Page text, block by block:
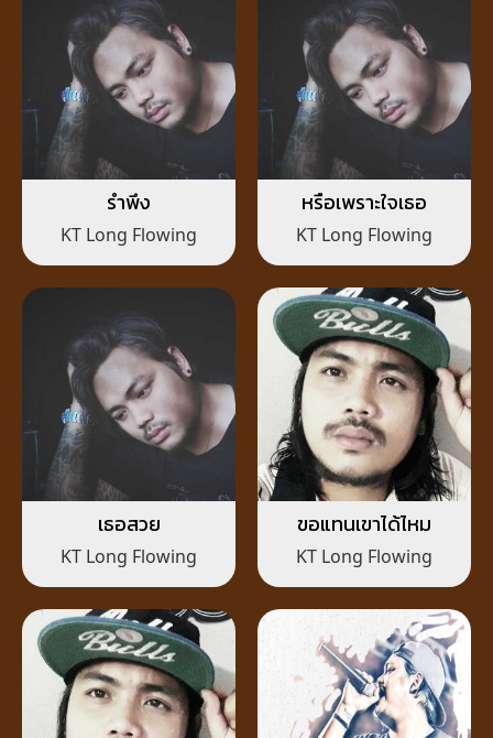
รำพึง
KT Long Flowing
หรือเพราะใจเธอ
KT Long Flowing
เธอสวย
KT Long Flowing
ขอแทนเขาได้ไหม
KT Long Flowing